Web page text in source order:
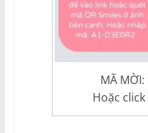
MÃ MỜI:
Hoặc